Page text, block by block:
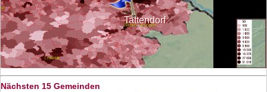
Tattendorf
Nächsten 15 Gemeinden